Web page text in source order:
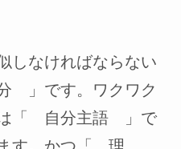
しなければならない
」です。ワクワク
は「 自分主語 」で